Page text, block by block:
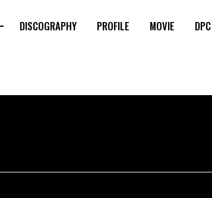
DISCOGRAPHY PROFILE MOVIE DPC